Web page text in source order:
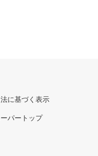
に基づく表示
パートップ